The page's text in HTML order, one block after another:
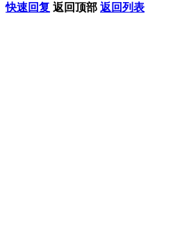
快速回复 返回顶部 返回列表